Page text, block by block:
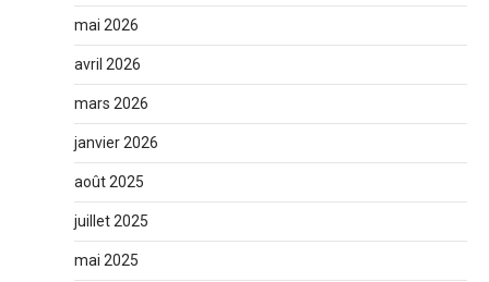
mai 2026
avril 2026
mars 2026
janvier 2026
août 2025
juillet 2025
mai 2025